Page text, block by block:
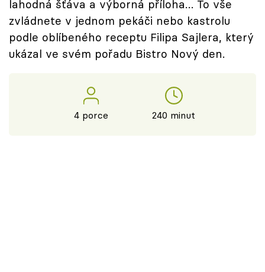
lahodná šťáva a výborná příloha… To vše
zvládnete v jednom pekáči nebo kastrolu
podle oblíbeného receptu Filipa Sajlera, který
ukázal ve svém pořadu Bistro Nový den.
4 porce 240 minut